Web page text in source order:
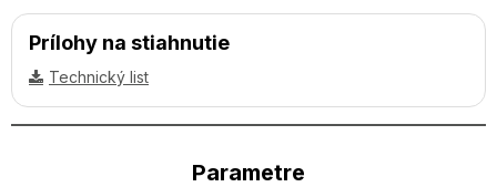
Prílohy na stiahnutie
Technický list
Parametre